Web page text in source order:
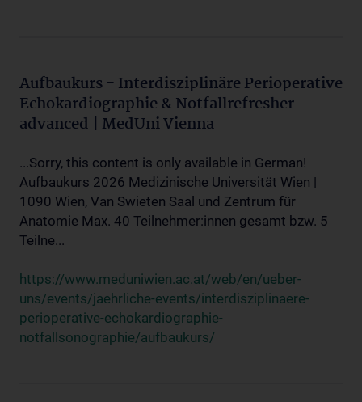
Aufbaukurs - Interdisziplinäre Perioperative
Echokardiographie & Notfallrefresher
advanced | MedUni Vienna
...Sorry, this content is only available in German!
Aufbaukurs 2026 Medizinische Universität Wien |
1090 Wien, Van Swieten Saal und Zentrum für
Anatomie Max. 40 Teilnehmer:innen gesamt bzw. 5
Teilne...
https://www.meduniwien.ac.at/web/en/ueber-
uns/events/jaehrliche-events/interdisziplinaere-
perioperative-echokardiographie-
notfallsonographie/aufbaukurs/